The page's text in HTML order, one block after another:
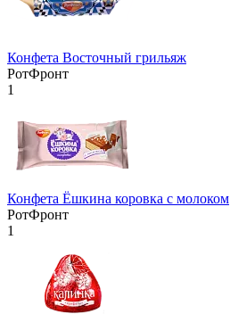
Конфета Восточный грильяж
РотФронт
1
Конфета Ёшкина коровка с молоком
РотФронт
1